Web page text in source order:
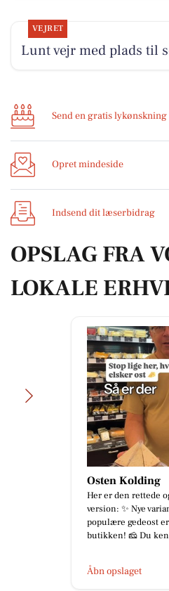
VEJRET
Lunt vejr med plads til
Send en gratis lykønskning
Opret mindeside
Indsend dit læserbidrag
OPSLAG FRA
LOKALE
Osten Kolding
Her er den rettede
version: ✨ Nye
populære gedeost
butikken! 🧀 Du
Åbn opslaget